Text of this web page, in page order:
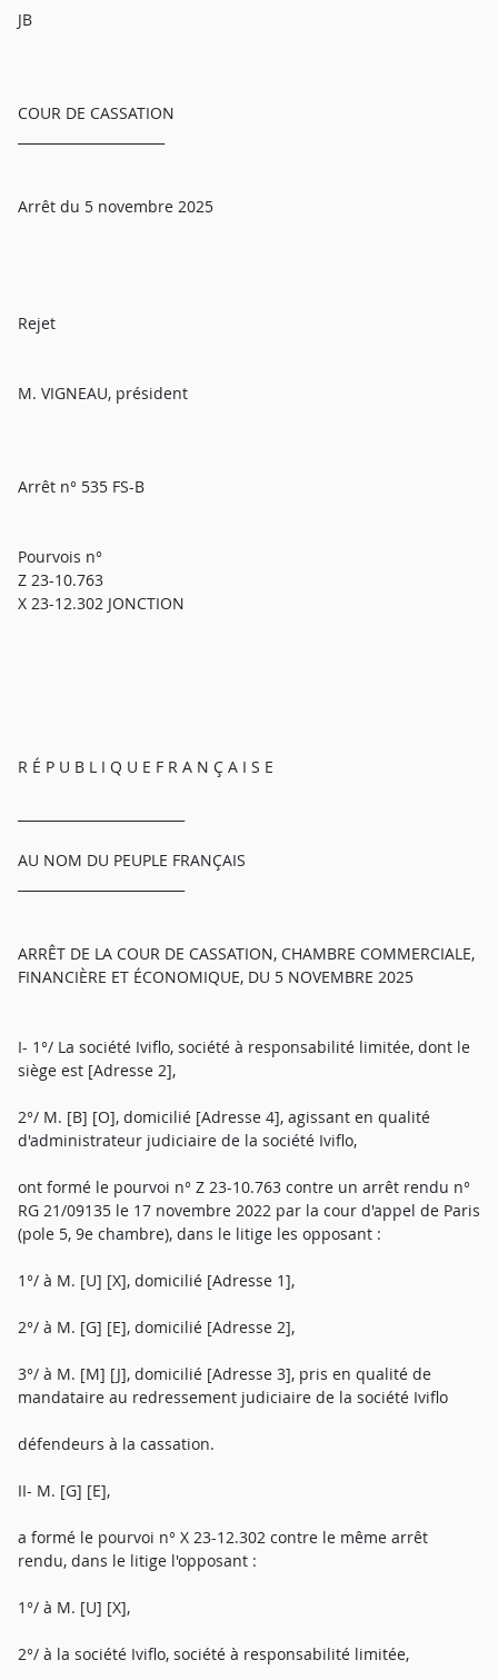
JB
COUR DE CASSATION
Arrêt du 5 novembre 2025
Rejet
M. VIGNEAU, président
Arrêt n° 535 FS-B
Pourvois n°
Z 23-10.763
X 23-12.302 JONCTION
R É P U B L I Q U E F R A N Ç A I S E
AU NOM DU PEUPLE FRANÇAIS
ARRÊT DE LA COUR DE CASSATION, CHAMBRE COMMERCIALE,
FINANCIÈRE ET ÉCONOMIQUE, DU 5 NOVEMBRE 2025
I- 1°/ La société Iviflo, société à responsabilité limitée, dont le
siège est [Adresse 2],
2°/ M. [B] [O], domicilié [Adresse 4], agissant en qualité
d'administrateur judiciaire de la société Iviflo,
ont formé le pourvoi n° Z 23-10.763 contre un arrêt rendu n°
RG 21/09135 le 17 novembre 2022 par la cour d'appel de Paris
(pole 5, 9e chambre), dans le litige les opposant :
1°/ à M. [U] [X], domicilié [Adresse 1],
2°/ à M. [G] [E], domicilié [Adresse 2],
3°/ à M. [M] [J], domicilié [Adresse 3], pris en qualité de
mandataire au redressement judiciaire de la société Iviflo
défendeurs à la cassation.
II- M. [G] [E],
a formé le pourvoi n° X 23-12.302 contre le même arrêt
rendu, dans le litige l'opposant :
1°/ à M. [U] [X],
2°/ à la société Iviflo, société à responsabilité limitée,